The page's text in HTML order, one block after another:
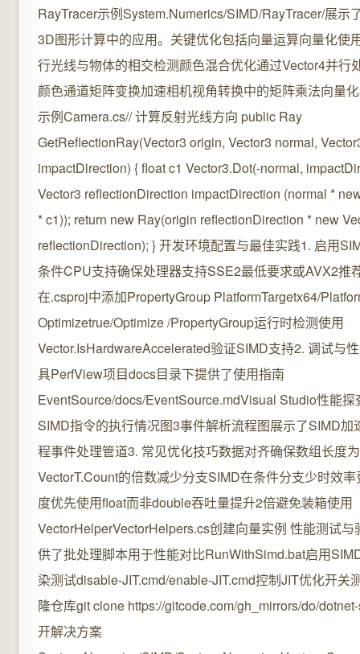
RayTracer示例System.Numerics/SIMD/RayTracer/展示
3D图形计算中的应用。关键优化包括向量运算向量化使
行光线与物体的相交检测颜色混合优化通过Vector4并行
颜色通道矩阵变换加速相机视角转换中的矩阵乘法向量
示例Camera.cs// 计算反射光线方向 public Ray
GetReflectionRay(Vector3 origin, Vector3 normal,
impactDirection) { float c1 Vector3.Dot(-normal,
Vector3 reflectionDirection impactDirection (normal *
* c1)); return new Ray(origin reflectionDirection * new
reflectionDirection); }️ 开发环境配置与最佳实践1. 启用
条件CPU支持确保处理器支持SSE2最低要求或AVX2推
在.csproj中添加PropertyGroup PlatformTargetx64/
Optimizetrue/Optimize /PropertyGroup运行时检测使用
Vector.IsHardwareAccelerated验证SIMD支持2. 调试与
具PerfView项目docs目录下提供了使用指南
EventSource/docs/EventSource.mdVisual Studio性能探
SIMD指令的执行情况图3事件解析流程图展示了SIMD加
程事件处理管道3. 常见优化技巧数据对齐确保数组长度为
VectorT.Count的倍数减少分支SIMD在条件分支少时效
度优先使用float而非double吞吐量提升2倍避免装箱使用
VectorHelperVectorHelpers.cs创建向量实例 性能测试与
供了批处理脚本用于性能对比RunWithSimd.bat启用
染测试disable-JIT.cmd/enable-JIT.cmd控制JIT优化开关
隆仓库git clone https://gitcode.com/gh_mirrors/do/
开解决方案